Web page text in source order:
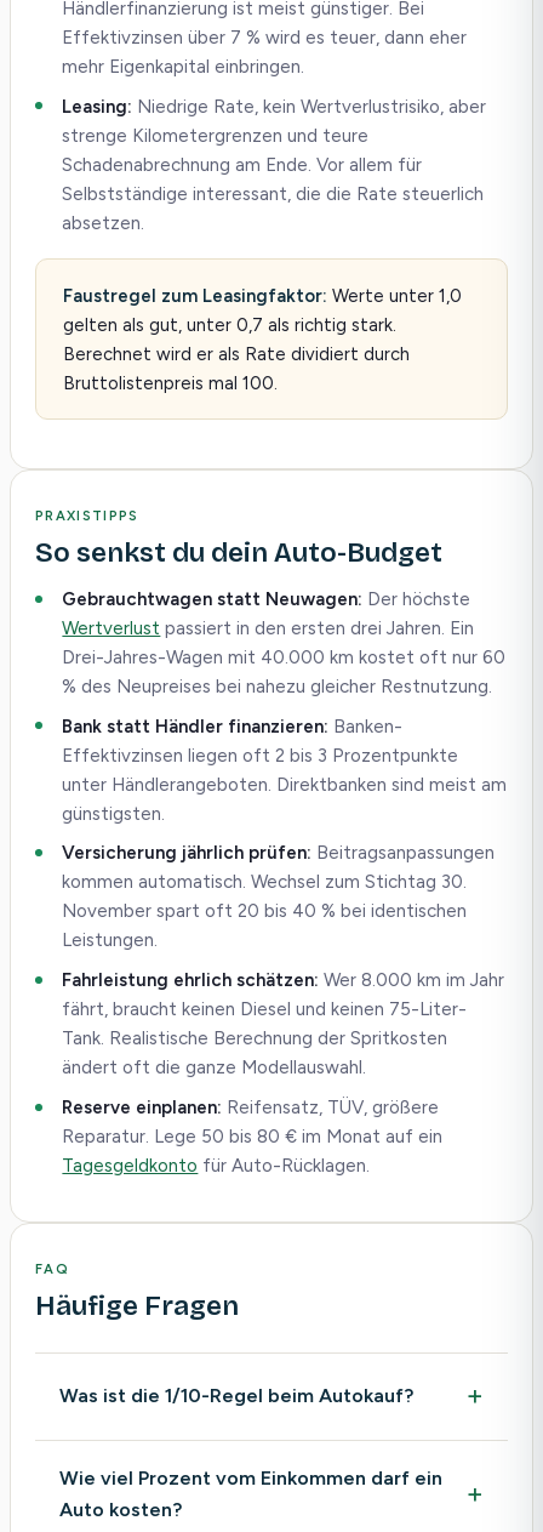
Händlerfinanzierung ist meist günstiger. Bei
Effektivzinsen über 7 % wird es teuer, dann eher
mehr Eigenkapital einbringen.
Leasing: Niedrige Rate, kein Wertverlustrisiko, aber
strenge Kilometergrenzen und teure
Schadenabrechnung am Ende. Vor allem für
Selbstständige interessant, die die Rate steuerlich
absetzen.
Faustregel zum Leasingfaktor: Werte unter 1,0
gelten als gut, unter 0,7 als richtig stark.
Berechnet wird er als Rate dividiert durch
Bruttolistenpreis mal 100.
PRAXISTIPPS
So senkst du dein Auto-Budget
Gebrauchtwagen statt Neuwagen: Der höchste
Wertverlust passiert in den ersten drei Jahren. Ein
Drei-Jahres-Wagen mit 40.000 km kostet oft nur 60
% des Neupreises bei nahezu gleicher Restnutzung.
Bank statt Händler finanzieren: Banken-
Effektivzinsen liegen oft 2 bis 3 Prozentpunkte
unter Händlerangeboten. Direktbanken sind meist am
günstigsten.
Versicherung jährlich prüfen: Beitragsanpassungen
kommen automatisch. Wechsel zum Stichtag 30.
November spart oft 20 bis 40 % bei identischen
Leistungen.
Fahrleistung ehrlich schätzen: Wer 8.000 km im Jahr
fährt, braucht keinen Diesel und keinen 75-Liter-
Tank. Realistische Berechnung der Spritkosten
ändert oft die ganze Modellauswahl.
Reserve einplanen: Reifensatz, TÜV, größere
Reparatur. Lege 50 bis 80 € im Monat auf ein
Tagesgeldkonto für Auto-Rücklagen.
FAQ
Häufige Fragen
Was ist die 1/10-Regel beim Autokauf?
Wie viel Prozent vom Einkommen darf ein
Auto kosten?